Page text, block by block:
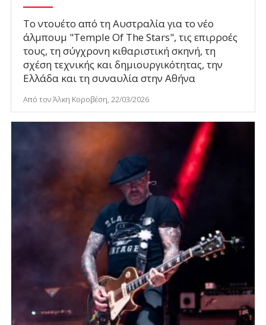
To ντουέτο από τη Αυστραλία για το νέο
άλμπουμ "Temple Of The Stars", τις επιρροές
τους, τη σύγχρονη κιθαριστική σκηνή, τη
σχέση τεχνικής και δημιουργικότητας, την
Ελλάδα και τη συναυλία στην Αθήνα
Από τον Άλκη Κοροβέση, 22/03/2026